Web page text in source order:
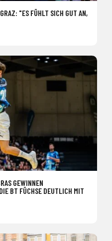
"ES FÜHLT SICH GUT AN,
GEWINNEN
BT FÜCHSE DEUTLICH MIT